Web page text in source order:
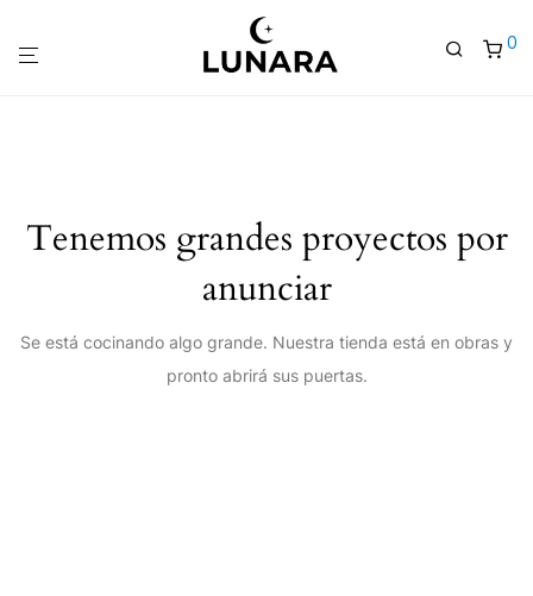
0
Tenemos grandes proyectos por
anunciar
Se está cocinando algo grande. Nuestra tienda está en obras y
pronto abrirá sus puertas.